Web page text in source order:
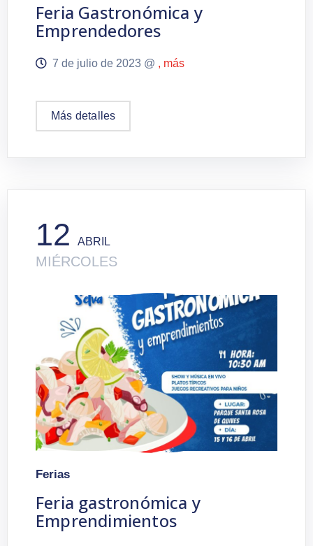
Feria Gastronómica y
Emprendedores
7 de julio de 2023 @ , más
Más detalles
12ABRIL
MIÉRCOLES
Ferias
Feria gastronómica y
Emprendimientos